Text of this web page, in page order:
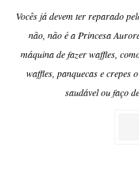
Vocês já devem ter reparado
não, não é a Princesa
máquina de fazer waffles,
waffles, panquecas e crepes
saudável ou faço